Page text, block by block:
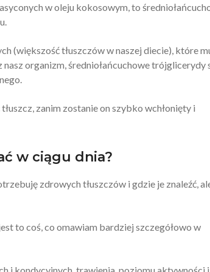
w oleju kokosowym, to
(większość tłuszczów w naszej diecie), które
organizm, średniołańcuchowe trójglicerydy
zanim zostanie on szybko wchłonięty i
w ciągu dnia?
zdrowych tłuszczów i gdzie je znaleźć,
to coś, co omawiam bardziej szczegółowo w